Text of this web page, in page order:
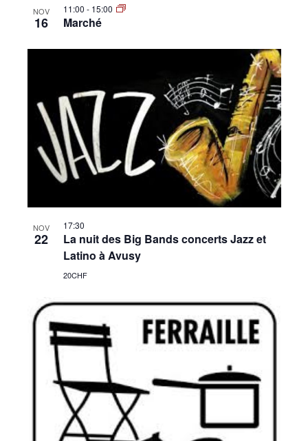
NOV
16
11:00 - 15:00
Marché
NOV
22
17:30
La nuit des Big Bands concerts Jazz et
Latino à Avusy
20CHF